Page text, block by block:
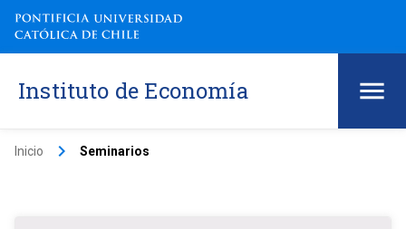
Instituto de Economía
Inicio keyboard_arrow_right Seminarios